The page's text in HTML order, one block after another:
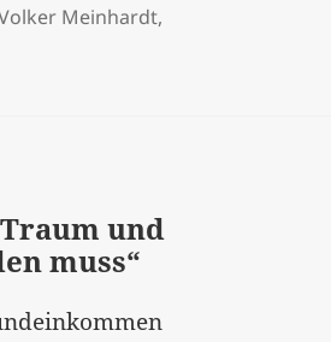
Meinhardt,
und
muss“